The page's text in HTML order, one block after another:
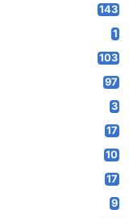
143
1
103
97
3
17
10
17
9